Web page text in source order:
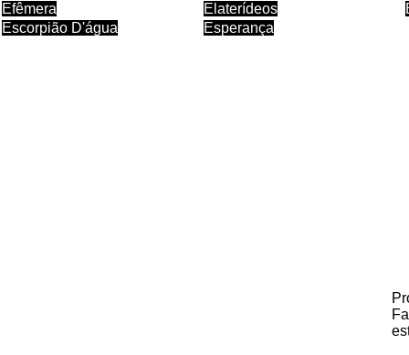
Efêmera Elaterídeos
Escorpião D'água
Esperança